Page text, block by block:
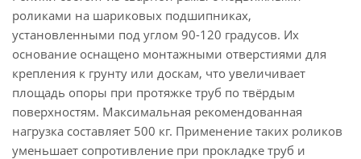
роликами на шариковых подшипниках,
установленными под углом 90-120 градусов. Их
основание оснащено монтажными отверстиями для
крепления к грунту или доскам, что увеличивает
площадь опоры при протяжке труб по твёрдым
поверхностям. Максимальная рекомендованная
нагрузка составляет 500 кг. Применение таких роликов
уменьшает сопротивление при прокладке труб и